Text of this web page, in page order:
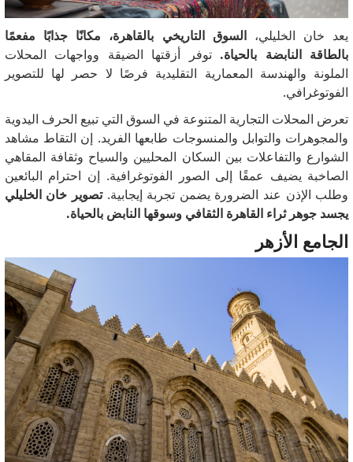
يعد خان الخليلي،السوق التاريخي بالقاهرة، مكانًا جذابًا مفعمًا
بالطاقة النابضة بالحياة.توفر أزقتها الضيقة وواجهات المحلات
الملونة والهندسة المعمارية التقليدية فرصًا لا حصر لها للتصوير
الفوتوغرافي.
تعرض المحلات التجارية المتنوعة في السوق التي تبيع الحرف اليدوية
والمجوهرات والتوابل والمنسوجات طابعها الفريد. إن التقاط مشاهد
الشوارع والتفاعلات بين السكان المحليين والسياح وثقافة المقاهي
الصاخبة يضيف عمقًا إلى الصور الفوتوغرافية. إن احترام البائعين
وطلب الإذن عند الضرورة يضمن تجربة إيجابية.تصوير خان الخليلي
يجسد جوهر ثراء القاهرة الثقافي وسوقها النابض بالحياة.
الجامع الأزهر